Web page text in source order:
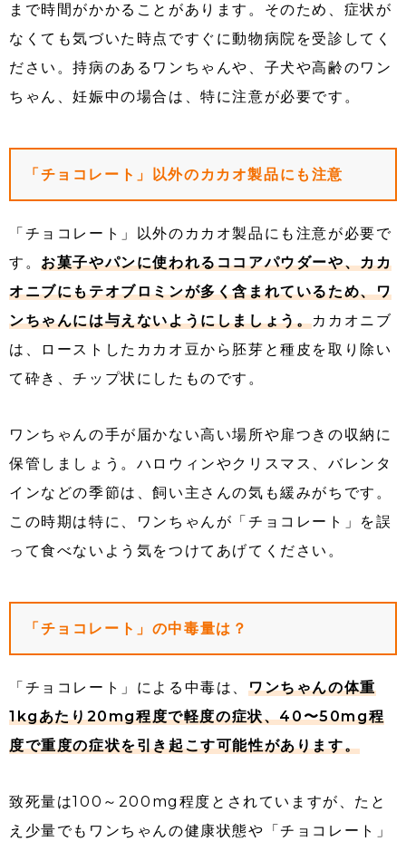
まで時間がかかることがあります。そのため、症状が
なくても気づいた時点ですぐに動物病院を受診してく
ださい。持病のあるワンちゃんや、子犬や高齢のワン
ちゃん、妊娠中の場合は、特に注意が必要です。
「チョコレート」以外のカカオ製品にも注意
「チョコレート」以外のカカオ製品にも注意が必要で
す。お菓子やパンに使われるココアパウダーや、カカ
オニブにもテオブロミンが多く含まれているため、ワ
ンちゃんには与えないようにしましょう。カカオニブ
は、ローストしたカカオ豆から胚芽と種皮を取り除い
て砕き、チップ状にしたものです。
ワンちゃんの手が届かない高い場所や扉つきの収納に
保管しましょう。ハロウィンやクリスマス、バレンタ
インなどの季節は、飼い主さんの気も緩みがちです。
この時期は特に、ワンちゃんが「チョコレート」を誤
って食べないよう気をつけてあげてください。
「チョコレート」の中毒量は？
「チョコレート」による中毒は、 ワンちゃんの体重
1kgあたり20mg程度で軽度の症状、40〜50mg程
度で重度の症状を引き起こす可能性があります。
致死量は100～200mg程度とされていますが、たと
え少量でもワンちゃんの健康状態や「チョコレート」